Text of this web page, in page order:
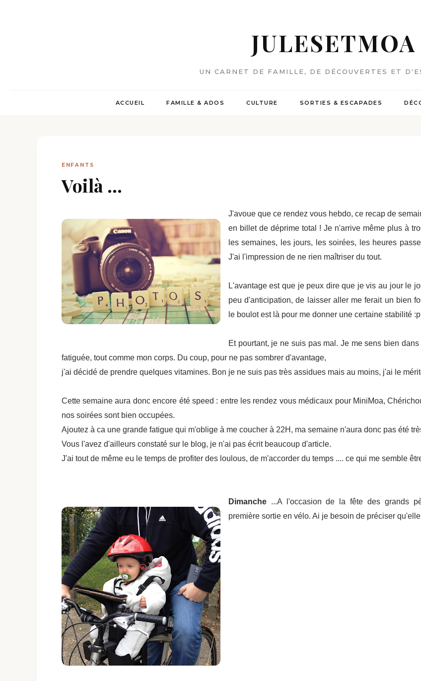
JULESETMOA
UN CARNET DE FAMILLE, DE DÉCOUVERTES ET
ACCUEIL FAMILLE & ADOS CULTURE SORTIES & ESCAPADES
ENFANTS
Voilà ...
J'avoue que ce rendez vous hebdo, ce recap de
en billet de déprime total ! Je n'arrive même plus à
les semaines, les jours, les soirées, les heures
J'ai l'impression de ne rien maîtriser du tout.
L'avantage est que je peux dire que je vis au jour le
peu d'anticipation, de laisser aller me ferait un bien
le boulot est là pour me donner une certaine stabilité :p
Et pourtant, je ne suis pas mal. Je me sens bien
fatiguée, tout comme mon corps. Du coup, pour ne pas sombrer d'avantage,
j'ai décidé de prendre quelques vitamines. Bon je ne suis pas très assidues mais au moins, j'ai le
Cette semaine aura donc encore été speed : entre les rendez vous médicaux pour MiniMoa,
nos soirées sont bien occupées.
Ajoutez à ca une grande fatigue qui m'oblige à me coucher à 22H, ma semaine n'aura donc pas été
Vous l'avez d'ailleurs constaté sur le blog, je n'ai pas écrit beaucoup d'article.
J'ai tout de même eu le temps de profiter des loulous, de m'accorder du temps .... ce qui me semble
Dimanche...A l'occasion de la fête des grands
première sortie en vélo. Ai je besoin de préciser